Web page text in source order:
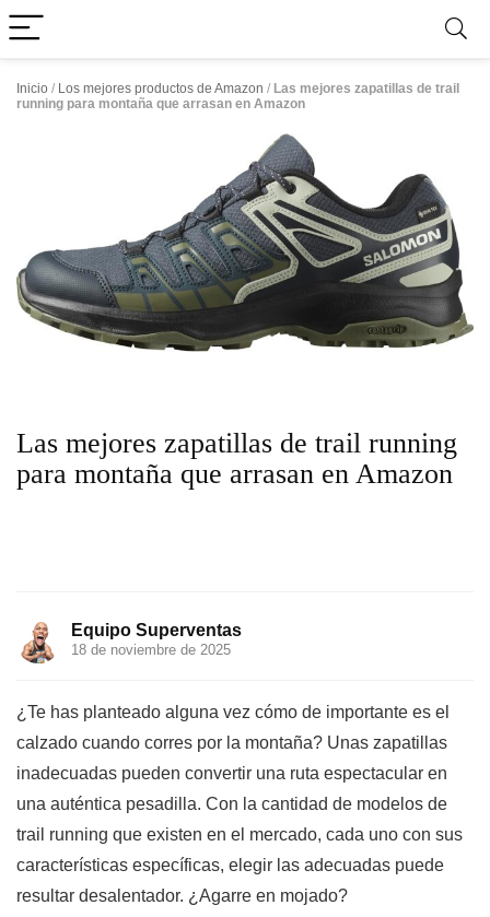
Inicio / Los mejores productos de Amazon / Las mejores zapatillas de trail
running para montaña que arrasan en Amazon
Las mejores zapatillas de trail running
para montaña que arrasan en Amazon
Equipo Superventas
18 de noviembre de 2025
¿Te has planteado alguna vez cómo de importante es el
calzado cuando corres por la montaña? Unas zapatillas
inadecuadas pueden convertir una ruta espectacular en
una auténtica pesadilla. Con la cantidad de modelos de
trail running que existen en el mercado, cada uno con sus
características específicas, elegir las adecuadas puede
resultar desalentador. ¿Agarre en mojado?